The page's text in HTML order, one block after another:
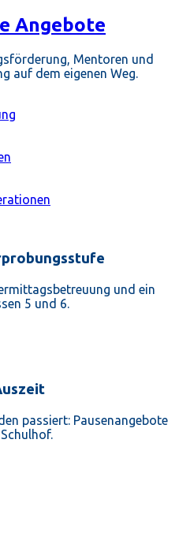
Angebote
Mentoren und
auf dem eigenen Weg.
und ein
5 und 6.
passiert: Pausenangebote